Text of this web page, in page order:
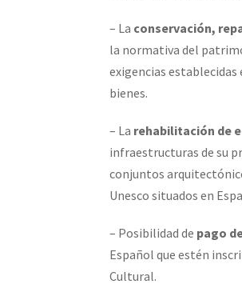
– La conservación,
la normativa del
exigencias
bienes.
– La rehabilitación de
infraestructuras de su
conjuntos
Unesco situados en
– Posibilidad de pago
Español que estén
Cultural.